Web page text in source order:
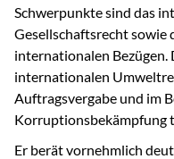
Schwerpunkte sind das
Gesellschaftsrecht sowie
internationalen Bezügen.
internationalen
Auftragsvergabe und im
Korruptionsbekämpfung
Er berät vornehmlich